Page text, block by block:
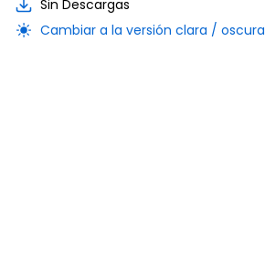
Sin Descargas
Cambiar a la versión clara / oscura